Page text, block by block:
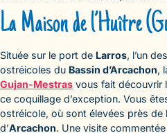
La Maison de l’Huître
Située sur le port de Larros, l’un
ostréicoles du Bassin d’Arcachon,
Gujan-Mestras vous fait découvrir
ce coquillage d’exception. Vous
ostréicole, où sont élevées près
d’Arcachon. Une visite